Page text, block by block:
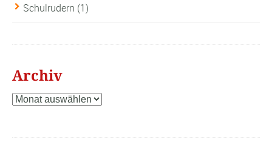
Schulrudern (1)
Archiv
Archiv